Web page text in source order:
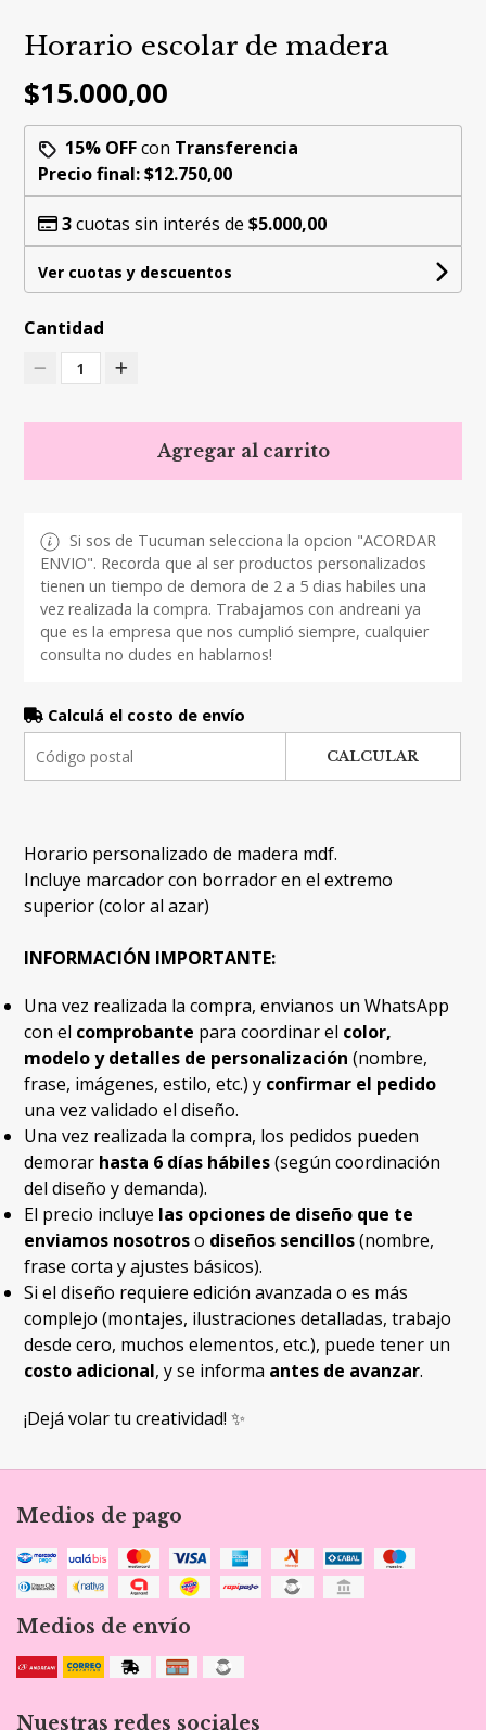
Horario escolar de madera
$15.000,00
15% OFFcon Transferencia
Precio final:$12.750,00
3cuotas sin interés de$5.000,00
Ver cuotas y descuentos
Cantidad
1
Agregar al carrito
Si sos de Tucuman selecciona la opcion "ACORDAR
ENVIO". Recorda que al ser productos personalizados
tienen un tiempo de demora de 2 a 5 dias habiles una
vez realizada la compra. Trabajamos con andreani ya
que es la empresa que nos cumplió siempre, cualquier
consulta no dudes en hablarnos!
Calculá el costo de envío
CALCULAR
Horario personalizado de madera mdf.
Incluye marcador con borrador en el extremo
superior (color al azar)
INFORMACIÓN IMPORTANTE:
Una vez realizada la compra, envianos un WhatsApp
con el comprobante para coordinar el color,
modelo y detalles de personalización (nombre,
frase, imágenes, estilo, etc.) y confirmar el pedido
una vez validado el diseño.
Una vez realizada la compra, los pedidos pueden
demorar hasta 6 días hábiles(según coordinación
del diseño y demanda).
El precio incluye las opciones de diseño que te
enviamos nosotroso diseños sencillos(nombre,
frase corta y ajustes básicos).
Si el diseño requiere edición avanzada o es más
complejo (montajes, ilustraciones detalladas, trabajo
desde cero, muchos elementos, etc.), puede tener un
costo adicional, y se informa antes de avanzar.
¡Dejá volar tu creatividad! ✨
Medios de pago
Medios de envío
Nuestras redes sociales